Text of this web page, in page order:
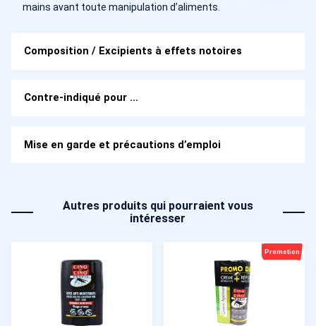
mains avant toute manipulation d’aliments.
Composition / Excipients à effets notoires
Contre-indiqué pour …
Mise en garde et précautions d’emploi
Autres produits qui pourraient vous
intéresser
Promotion